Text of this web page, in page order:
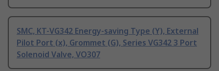
SMC, KT-VG342 Energy-saving Type (Y), External
Pilot Port (x), Grommet (G), Series VG342 3 Port
Solenoid Valve, VO307